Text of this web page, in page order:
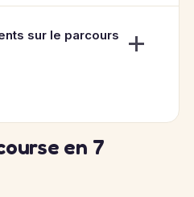
sur le parcours
en 7